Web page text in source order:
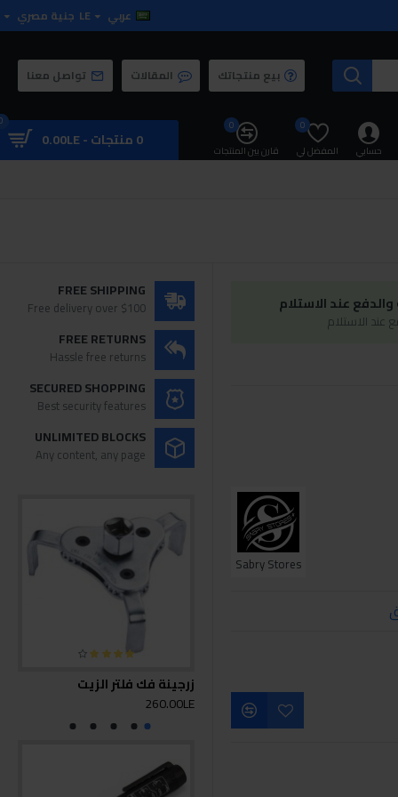
عربي LE جنية مصري
بيع منتجاتك المقالات تواصل معنا
حسابي المفضل لي
0
قارن بين المنتجات
0
0 منتجات - 0.00LE
عند الاستلام
الاستلام
Sabry Stores
FREE SHIPPING
Free delivery over $100
FREE RETURNS
Hassle free returns
SECURED SHOPPING
Best security features
UNLIMITED BLOCKS
Any content, any page
زرجينة فك فلتر الزيت
260.00LE